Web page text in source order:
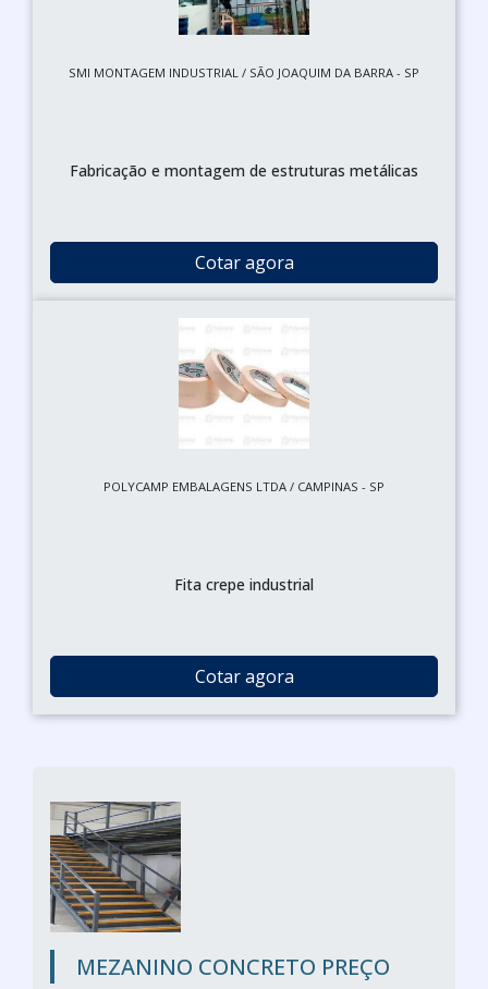
SMI MONTAGEM INDUSTRIAL / SÃO JOAQUIM DA BARRA - SP
Fabricação e montagem de estruturas metálicas
Cotar agora
POLYCAMP EMBALAGENS LTDA / CAMPINAS - SP
Fita crepe industrial
Cotar agora
MEZANINO CONCRETO PREÇO